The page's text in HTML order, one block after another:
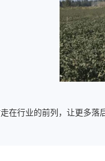
在行业的前列，让更多